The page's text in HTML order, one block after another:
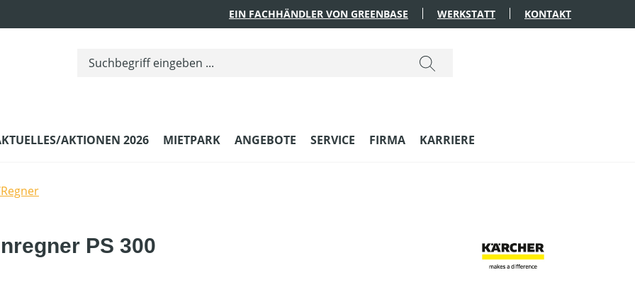
EIN FACHHÄNDLER VON GREENBASE WERKSTATT KONTAKT
AKTIONEN 2026 MIETPARK ANGEBOTE SERVICE FIRMA KARRIERE
PS 300